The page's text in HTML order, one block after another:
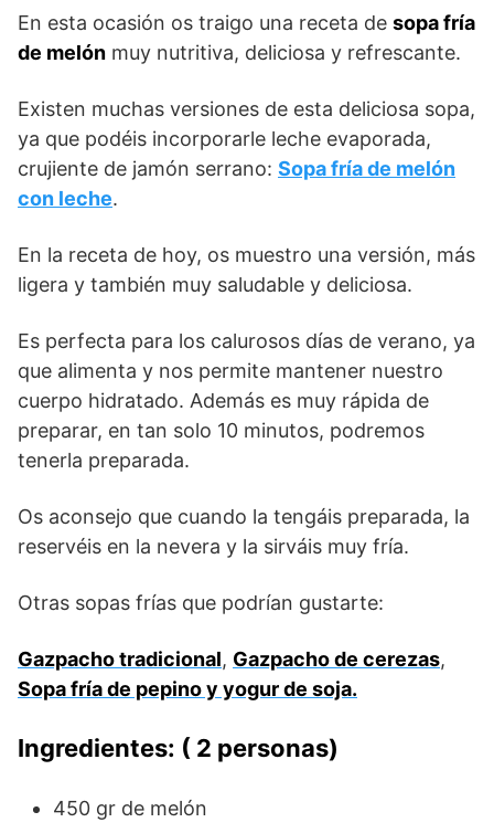
En esta ocasión os traigo una receta de sopa fría
de melón muy nutritiva, deliciosa y refrescante.
Existen muchas versiones de esta deliciosa sopa,
ya que podéis incorporarle leche evaporada,
crujiente de jamón serrano: Sopa fría de melón
con leche.
En la receta de hoy, os muestro una versión, más
ligera y también muy saludable y deliciosa.
Es perfecta para los calurosos días de verano, ya
que alimenta y nos permite mantener nuestro
cuerpo hidratado. Además es muy rápida de
preparar, en tan solo 10 minutos, podremos
tenerla preparada.
Os aconsejo que cuando la tengáis preparada, la
reservéis en la nevera y la sirváis muy fría.
Otras sopas frías que podrían gustarte:
Gazpacho tradicional, Gazpacho de cerezas,
Sopa fría de pepino y yogur de soja.
Ingredientes: ( 2 personas)
450 gr de melón